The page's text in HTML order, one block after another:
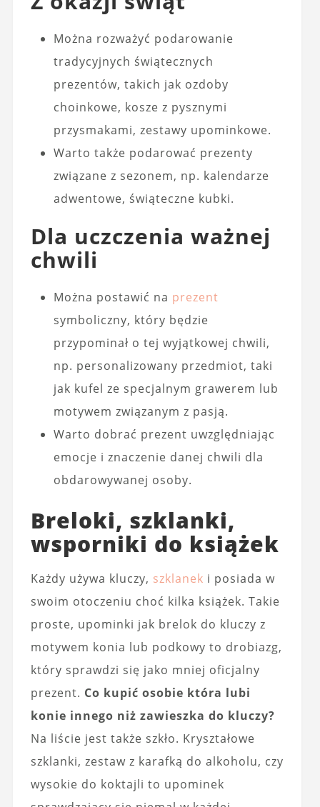
Można rozważyć podarowanie
tradycyjnych świątecznych
prezentów, takich jak ozdoby
choinkowe, kosze z pysznymi
przysmakami, zestawy upominkowe.
Warto także podarować prezenty
związane z sezonem, np. kalendarze
adwentowe, świąteczne kubki.
Dla uczczenia ważnej
chwili
Można postawić na prezent
symboliczny, który będzie
przypominał o tej wyjątkowej chwili,
np. personalizowany przedmiot, taki
jak kufel ze specjalnym grawerem lub
motywem związanym z pasją.
Warto dobrać prezent uwzględniając
emocje i znaczenie danej chwili dla
obdarowywanej osoby.
Breloki, szklanki,
wsporniki do książek
Każdy używa kluczy, szklanek i posiada w
swoim otoczeniu choć kilka książek. Takie
proste, upominki jak brelok do kluczy z
motywem konia lub podkowy to drobiazg,
który sprawdzi się jako mniej oficjalny
prezent. Co kupić osobie która lubi
konie innego niż zawieszka do kluczy?
Na liście jest także szkło. Kryształowe
szklanki, zestaw z karafką do alkoholu, czy
wysokie do koktajli to upominek